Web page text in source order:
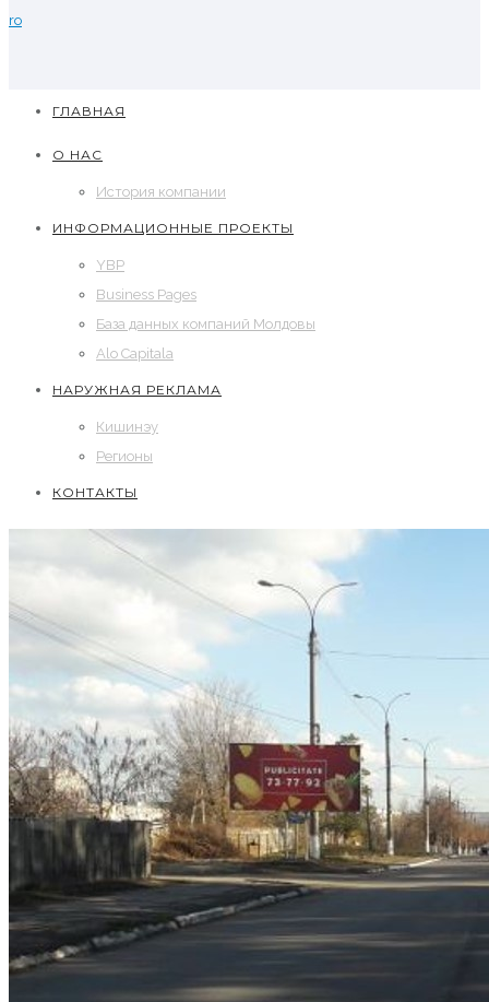
ro
ГЛАВНАЯ
О НАС
История компании
ИНФОРМАЦИОННЫЕ ПРОЕКТЫ
YBP
Business Pages
База данных компаний Молдовы
Alo Capitala
НАРУЖНАЯ РЕКЛАМА
Кишинэу
Регионы
КОНТАКТЫ